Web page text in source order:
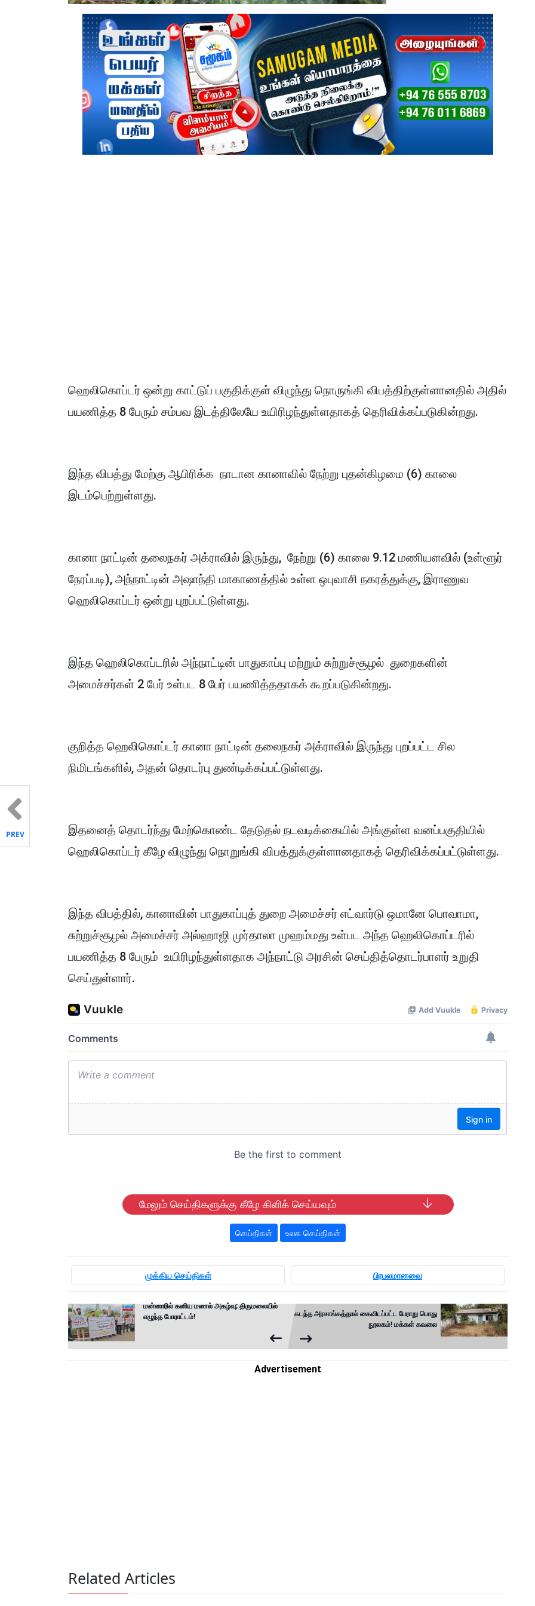
ஹெலிகொப்டர் ஒன்று காட்டுப் பகுதிக்குள் விழுந்து நொருங்கி விபத்திற்குள்ளானதில் அதில்
பயணித்த 8 பேரும் சம்பவ இடத்திலேயே உயிரிழந்துள்ளதாகத் தெரிவிக்கப்படுகின்றது.
இந்த விபத்து மேற்கு ஆபிரிக்க நாடான கானாவில் நேற்று புதன்கிழமை (6) காலை
இடம்பெற்றுள்ளது.
கானா நாட்டின் தலைநகர் அக்ராவில் இருந்து, நேற்று (6) காலை 9.12 மணியளவில் (உள்ளூர்
நேரப்படி), அந்நாட்டின் அஷாந்தி மாகாணத்தில் உள்ள ஒபுவாசி நகரத்துக்கு, இராணுவ
ஹெலிகொப்டர் ஒன்று புறப்பட்டுள்ளது.
இந்த ஹெலிகொப்டரில் அந்நாட்டின் பாதுகாப்பு மற்றும் சுற்றுச்சூழல் துறைகளின்
அமைச்சர்கள் 2 பேர் உள்பட 8 பேர் பயணித்ததாகக் கூறப்படுகின்றது.
குறித்த ஹெலிகொப்டர் கானா நாட்டின் தலைநகர் அக்ராவில் இருந்து புறப்பட்ட சில
நிமிடங்களில், அதன் தொடர்பு துண்டிக்கப்பட்டுள்ளது.
இதனைத் தொடர்ந்து மேற்கொண்ட தேடுதல் நடவடிக்கையில் அங்குள்ள வனப்பகுதியில்
ஹெலிகொப்டர் கீழே விழுந்து நொறுங்கி விபத்துக்குள்ளானதாகத் தெரிவிக்கப்பட்டுள்ளது.
இந்த விபத்தில், கானாவின் பாதுகாப்புத் துறை அமைச்சர் எட்வார்டு ஒமானே பொவாமா,
சுற்றுச்சூழல் அமைச்சர் அல்ஹாஜி முர்தாலா முஹம்மது உள்பட அந்த ஹெலிகொப்டரில்
பயணித்த 8 பேரும் உயிரிழந்துள்ளதாக அந்நாட்டு அரசின் செய்தித்தொடர்பாளர் உறுதி
செய்துள்ளார்.
மேலும் செய்திகளுக்கு கீழே கிளிக் செய்யவும்
செய்திகள் உலக செய்திகள்
முக்கிய செய்திகள் பிரபலமானவை
மன்னாரில் கனிய மணல் அகழ்வு; திருமலையில்
எழுந்த போராட்டம்!
கடந்த அரசாங்கத்தால் கைவிடப்பட்ட பேராறு பொது
நூலகம்! மக்கள் கவலை
PREV
Advertisement
Related Articles